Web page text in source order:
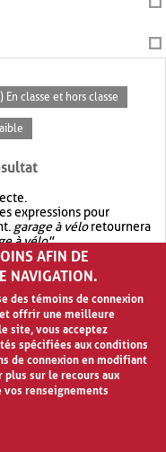
En classe et hors classe
expressions pour
garage à véloretournera
à vélo".
avec OR.garage OR vélo
quegarage à vélo
AFIN DE
NAVIGATION.
des témoins de connexion
offrir une meilleure
site, vous acceptez
spécifiées aux conditions
de connexion en modifiant
plus sur le recours aux
renseignements